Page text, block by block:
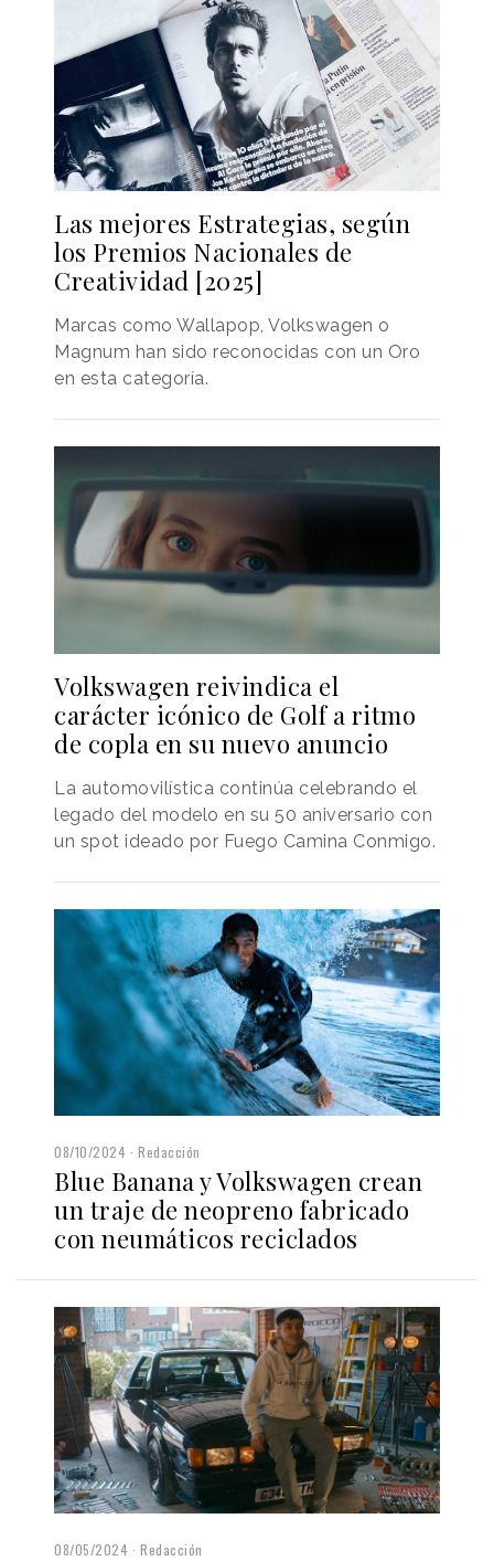
Las mejores Estrategias, según
los Premios Nacionales de
Creatividad [2025]
Marcas como Wallapop, Volkswagen o
Magnum han sido reconocidas con un Oro
en esta categoría.
Volkswagen reivindica el
carácter icónico de Golf a ritmo
de copla en su nuevo anuncio
La automovilística continúa celebrando el
legado del modelo en su 50 aniversario con
un spot ideado por Fuego Camina Conmigo.
08/10/2024 Redacción
Blue Banana y Volkswagen crean
un traje de neopreno fabricado
con neumáticos reciclados
08/05/2024 Redacción